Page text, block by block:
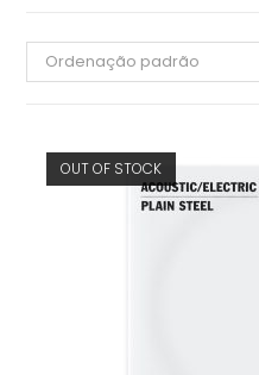
Ordenação padrão
OUT OF STOCK